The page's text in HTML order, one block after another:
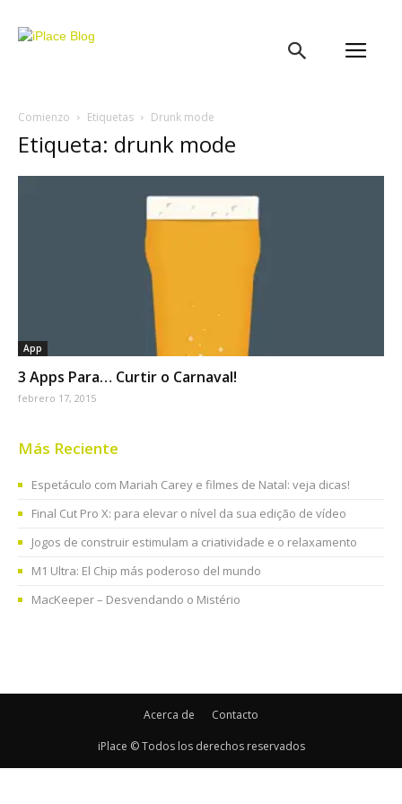
Comienzo Etiquetas Drunk mode
Etiqueta: drunk mode
App
3 Apps Para… Curtir o Carnaval!
febrero 17, 2015
Más Reciente
Espetáculo com Mariah Carey e filmes de Natal: veja dicas!
Final Cut Pro X: para elevar o nível da sua edição de vídeo
Jogos de construir estimulam a criatividade e o relaxamento
M1 Ultra: El Chip más poderoso del mundo
MacKeeper – Desvendando o Mistério
Acerca de Contacto
iPlace © Todos los derechos reservados